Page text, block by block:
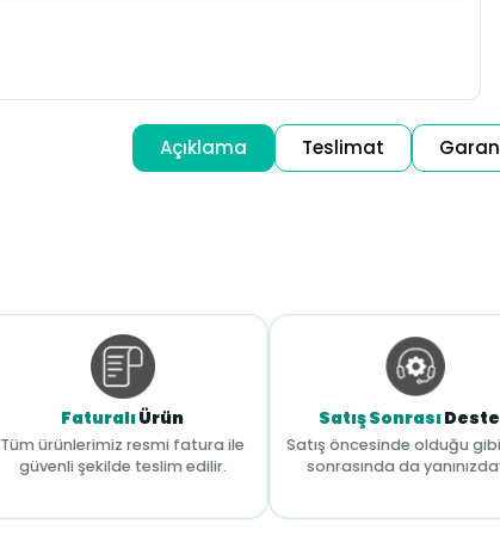
Açıklama Teslimat
FaturalıÜrün
Tüm ürünlerimiz resmi fatura ile
güvenli şekilde teslim edilir.
Satış Sonrası
Satış öncesinde olduğu
sonrasında da